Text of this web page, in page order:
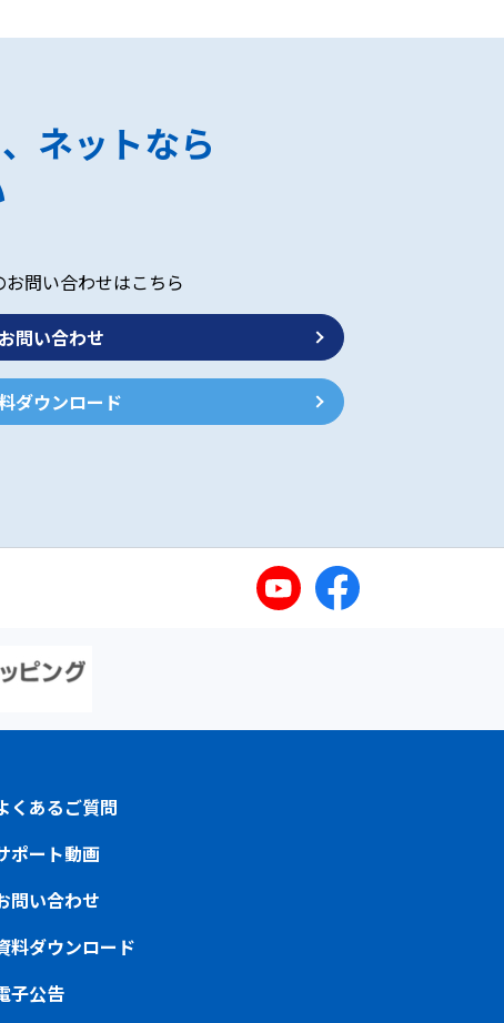
ネットなら
お問い合わせはこちら
お問い合わせ
ダウンロード
くあるご質問
ポート動画
問い合わせ
料ダウンロード
子公告